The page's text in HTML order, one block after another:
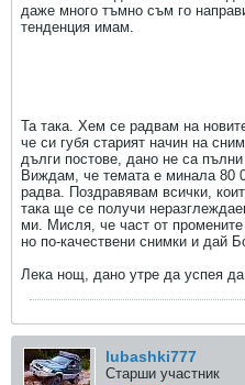
даже много тъмно съм го
тенденция имам.
Та така. Хем се радвам на
че си губя старият начин на
дълги постове, дано не са пълни
Виждам, че темата е минала 80
радва. Поздравявам всички,
така ще се получи
ми. Мисля, че част от
но по-качествени снимки и дай
Лека нощ, дано утре да успея
lubashki777
Старши участник